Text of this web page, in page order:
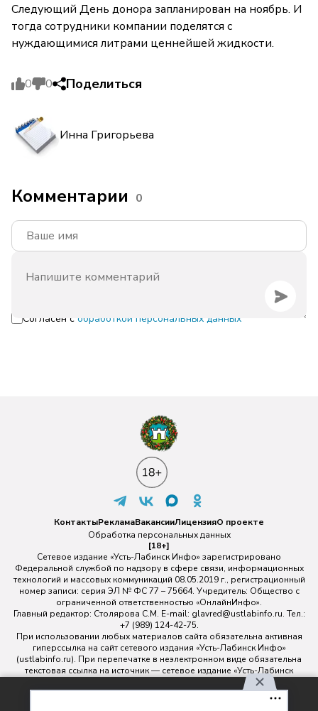
Следующий День донора запланирован на ноябрь. И
тогда сотрудники компании поделятся с
нуждающимися литрами ценнейшей жидкости.
0 0 Поделиться
Инна Григорьева
Комментарии 0
Согласен с обработкой персональных данных
КонтактыРекламаВакансииЛицензияО проекте
Обработка персональных данных
[18+]
Сетевое издание «Усть-Лабинск Инфо» зарегистрировано
Федеральной службой по надзору в сфере связи, информационных
технологий и массовых коммуникаций 08.05.2019 г., регистрационный
номер записи: серия ЭЛ № ФС 77 – 75664. Учредитель: Общество с
ограниченной ответственностью «ОнлайнИнфо».
Главный редактор: Столярова С.М. E-mail: glavred@ustlabinfo.ru. Тел.:
+7 (989) 124-42-75.
При использовании любых материалов сайта обязательна активная
гиперссылка на сайт сетевого издания «Усть-Лабинск Инфо»
(ustlabinfo.ru). При перепечатке в неэлектронном виде обязательна
текстовая ссылка на источник — сетевое издание «Усть-Лабинск
Использование фото- и видеоматериалов без письменного